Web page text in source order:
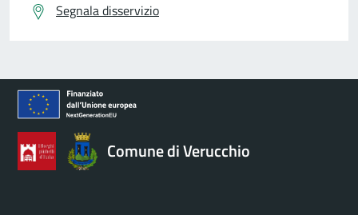
Segnala disservizio
Comune di Verucchio